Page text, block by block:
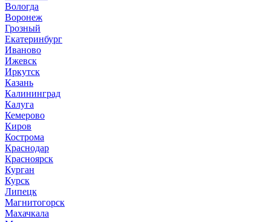
Вологда
Воронеж
Грозный
Екатеринбург
Иваново
Ижевск
Иркутск
Казань
Калининград
Калуга
Кемерово
Киров
Кострома
Краснодар
Красноярск
Курган
Курск
Липецк
Магнитогорск
Махачкала